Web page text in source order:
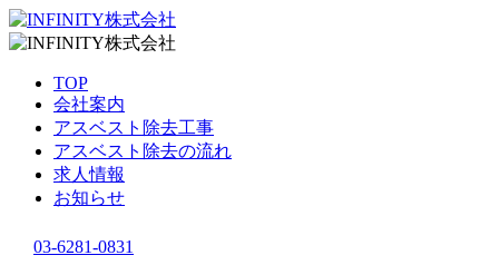
TOP
会社案内
アスベスト除去工事
アスベスト除去の流れ
求人情報
お知らせ
03-6281-0831